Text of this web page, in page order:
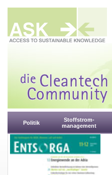
Politik
Stoffstrom-
management